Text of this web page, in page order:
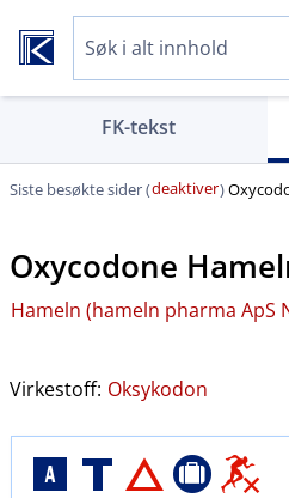
FK-tekst
Siste besøkte sider (deaktiver)
Oxycodone
Hameln (hameln pharma ApS
Virkestoff: Oksykodon